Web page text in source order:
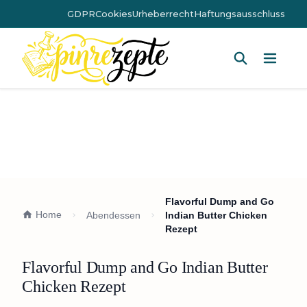
GDPRCookiesUrheberrechtHaftungsausschluss
Home Abendessen
Flavorful Dump and Go
Indian Butter Chicken
Rezept
Flavorful Dump and Go Indian Butter
Chicken Rezept